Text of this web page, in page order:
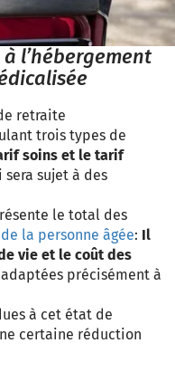
l’hébergement
retraite
trois types de
soins et le tarif
sera sujet à des
le total des
la personne âgée: Il
vie et le coût des
précisément à
à cet état de
certaine réduction